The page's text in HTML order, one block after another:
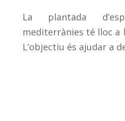
La plantada
mediterrànies té lloc a
L’objectiu és ajudar a